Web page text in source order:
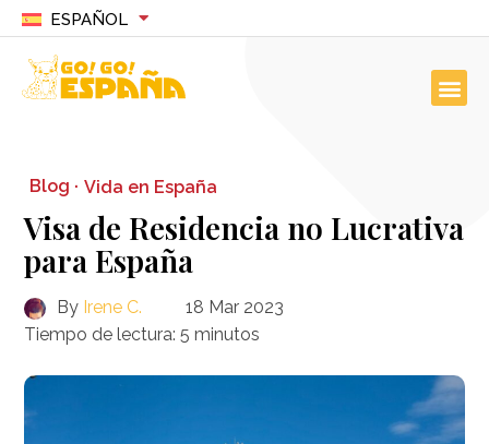
ESPAÑOL
Blog · Vida en España
Visa de Residencia no Lucrativa
para España
By Irene C.
18 Mar 2023
Tiempo de lectura: 5 minutos